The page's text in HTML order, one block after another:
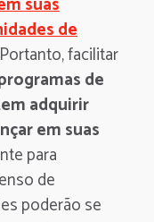
de
facilitar
de
adquirir
em suas
para
de
poderão se